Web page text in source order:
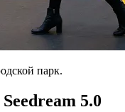
парк.
5.0